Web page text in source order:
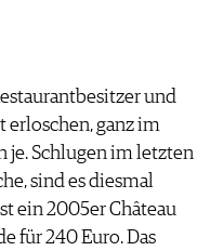
und
erloschen, ganz im
je. Schlugen im letzten
sind es diesmal
ein 2005er Château
für 240 Euro. Das